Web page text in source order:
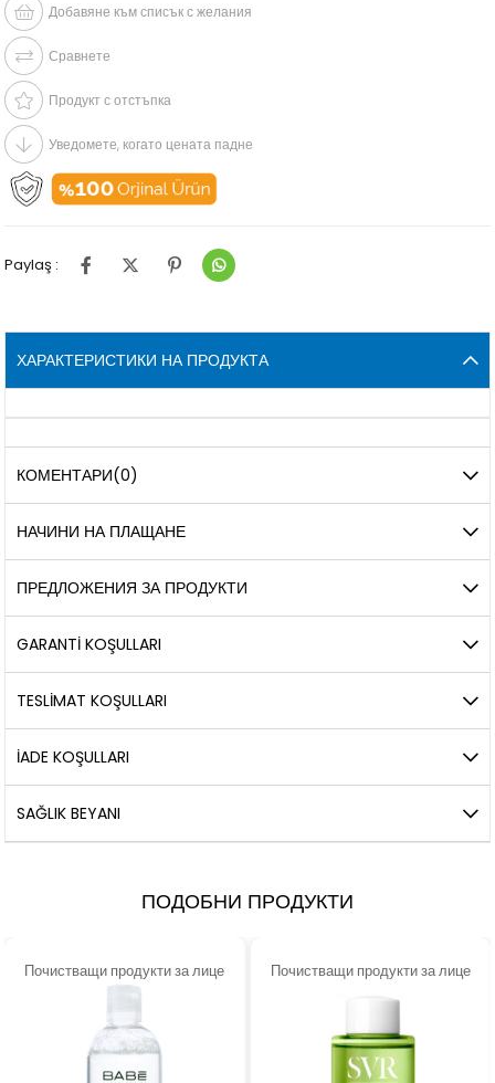
Добавяне към списък с желания
Сравнете
Продукт с отстъпка
Уведомете, когато цената падне
Paylaş :
ХАРАКТЕРИСТИКИ НА ПРОДУКТА
КОМЕНТАРИ(0)
НАЧИНИ НА ПЛАЩАНЕ
ПРЕДЛОЖЕНИЯ ЗА ПРОДУКТИ
GARANTİ KOŞULLARI
TESLİMAT KOŞULLARI
İADE KOŞULLARI
SAĞLIK BEYANI
ПОДОБНИ ПРОДУКТИ
Почистващи продукти за лице Почистващи продукти за лице